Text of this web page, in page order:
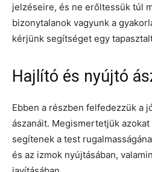
jelzéseire, és ne erőltessük túl
bizonytalanok vagyunk a
kérjünk segítséget egy
Hajlító és nyújtó
Ebben a részben felfedezzük a
ászanáit. Megismertetjük azokat
segítenek a test
és az izmok nyújtásában,